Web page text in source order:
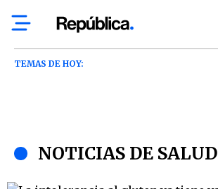
TEMAS DE HOY:
NOTICIAS DE SALUD